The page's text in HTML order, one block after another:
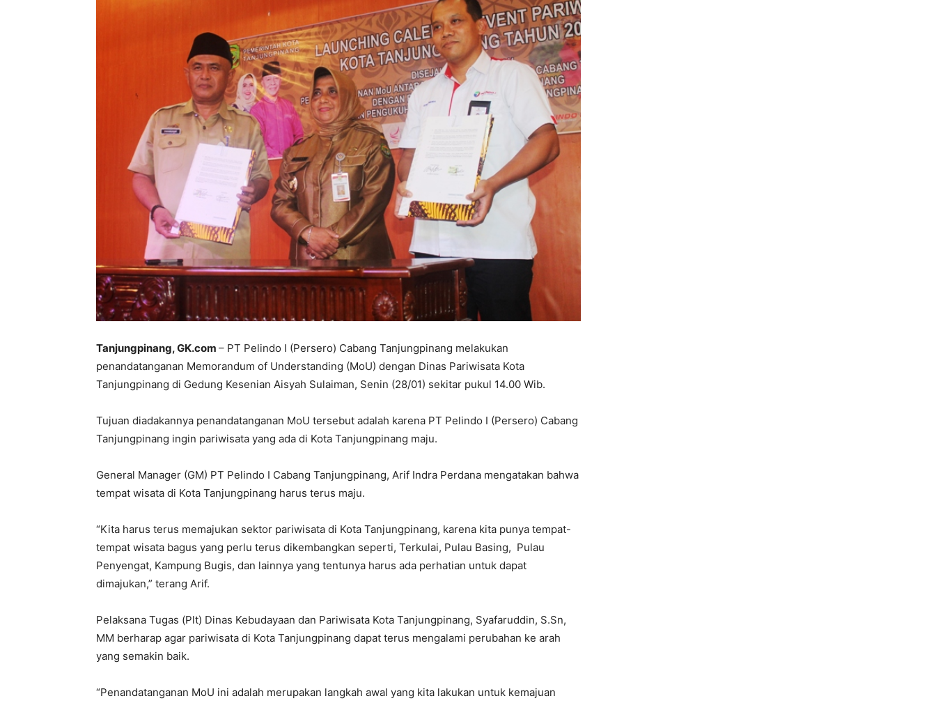
Tanjungpinang, GK.com – PT Pelindo I (Persero) Cabang Tanjungpinang melakukan
penandatanganan Memorandum of Understanding (MoU) dengan Dinas Pariwisata Kota
Tanjungpinang di Gedung Kesenian Aisyah Sulaiman, Senin (28/01) sekitar pukul 14.00 Wib.
Tujuan diadakannya penandatanganan MoU tersebut adalah karena PT Pelindo I (Persero) Cabang
Tanjungpinang ingin pariwisata yang ada di Kota Tanjungpinang maju.
General Manager (GM) PT Pelindo I Cabang Tanjungpinang, Arif Indra Perdana mengatakan bahwa
tempat wisata di Kota Tanjungpinang harus terus maju.
“Kita harus terus memajukan sektor pariwisata di Kota Tanjungpinang, karena kita punya tempat-
tempat wisata bagus yang perlu terus dikembangkan seperti, Terkulai, Pulau Basing, Pulau
Penyengat, Kampung Bugis, dan lainnya yang tentunya harus ada perhatian untuk dapat
dimajukan,” terang Arif.
Pelaksana Tugas (Plt) Dinas Kebudayaan dan Pariwisata Kota Tanjungpinang, Syafaruddin, S.Sn,
MM berharap agar pariwisata di Kota Tanjungpinang dapat terus mengalami perubahan ke arah
yang semakin baik.
“Penandatanganan MoU ini adalah merupakan langkah awal yang kita lakukan untuk kemajuan